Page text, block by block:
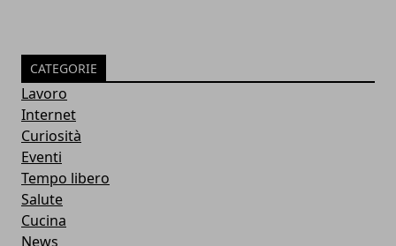
CATEGORIE
Lavoro
Internet
Curiosità
Eventi
Tempo libero
Salute
Cucina
News